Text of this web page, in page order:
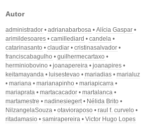
Autor
administrador adrianabarbosa
Alícia Gaspar
arimildesoares
camillediard
candela
catarinasanto
claudiar
cristinasalvador
franciscabagulho
guilhermecartaxo
herminiobovino
joanapereira
joanapires
keitamayanda
luisestevao mariadias
marialuz
mariana
marianapinho
mariapicarra
mariaprata
martacacador
martalanca
martamestre
nadinesiegert
Nélida Brito
NilzangelaSouza
otavioraposo
raul f. curvelo
ritadamasio
samirapereira Victor Hugo Lopes